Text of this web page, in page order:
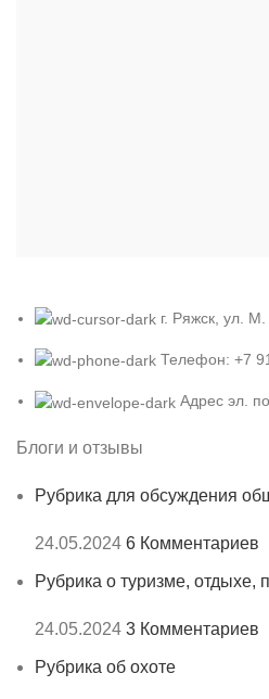
г. Ряжск, ул. М.
Телефон: +7
Адрес эл.
Блоги и отзывы
Рубрика для обсуждения
24.05.2024 6 Комментариев
Рубрика о туризме, отдыхе,
24.05.2024 3 Комментариев
Рубрика об охоте